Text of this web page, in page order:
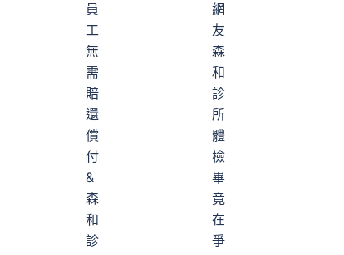
員
工
無
需
賠
還
償
付
&
森
和
診
網
友
森
和
診
所
體
檢
畢
竟
在
爭